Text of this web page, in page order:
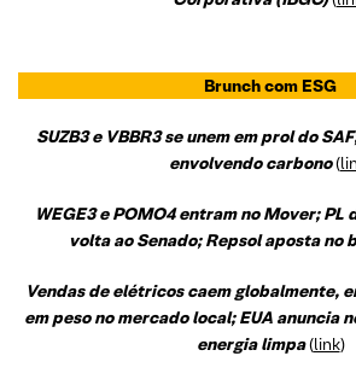
Brunch com ESG
SUZB3 e VBBR3 se unem em prol do
envolvendo carbono(
WEGE3 e POMO4 entram no Mover; PL
volta ao Senado; Repsol aposta no
Vendas de elétricos caem globalmente,
em peso no mercado local; EUA anuncia
energia limpa(link)